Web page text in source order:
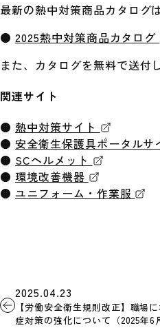
最新の熱中対策商品カタログ
● 2025熱中対策商品カタログ
また、カタログを無料で送付
関連サイト
● 熱中対策サイト
● 安全衛生保護具ポータルサ
● SCヘルメット
● 環境改善機器
● ユニフォーム・作業服
2025.04.23
【労働安全衛生規則改正】職場
症対策の強化について（2025年6